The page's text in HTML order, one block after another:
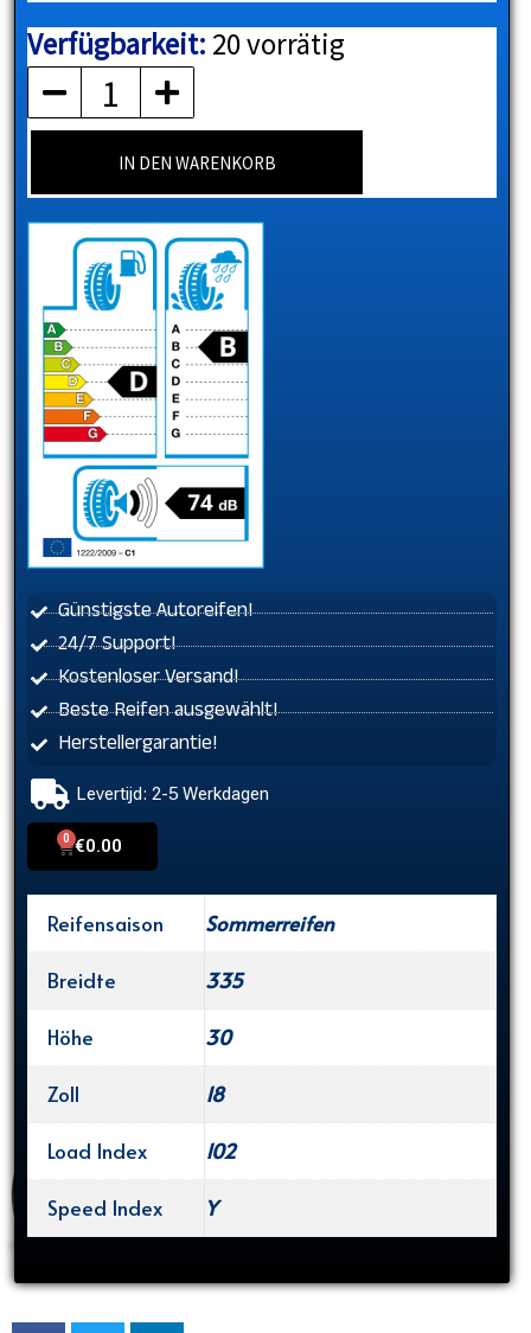
Verfügbarkeit: 20 vorrätig
PIRELLI
Menge
IN DEN WARENKORB
Günstigste Autoreifen!
24/7 Support!
Kostenloser Versand!
Beste Reifen ausgewählt!
Herstellergarantie!
Levertijd: 2-5 Werkdagen
€0.00
0
Cart
Reifensaison
Sommerreifen
Breidte
335
Höhe
30
Zoll
18
Load Index
102
Speed Index
Y